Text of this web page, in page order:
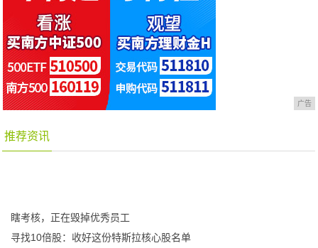
广告
推荐资讯
瞎考核，正在毁掉优秀员工
寻找10倍股：收好这份特斯拉核心股名单